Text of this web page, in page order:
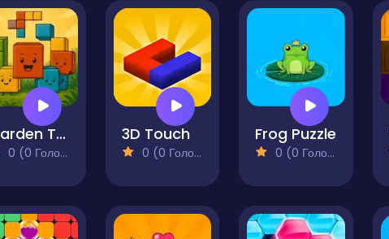
Garden Tetris
0 (0 Голосів)
3D Touch
0 (0 Голосів)
Frog Puzzle
0 (0 Голосів)